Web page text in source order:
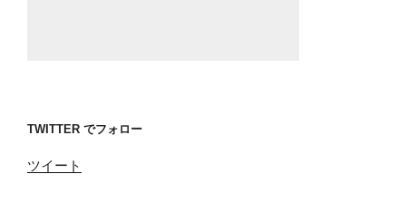
TWITTER でフォロー
ツイート